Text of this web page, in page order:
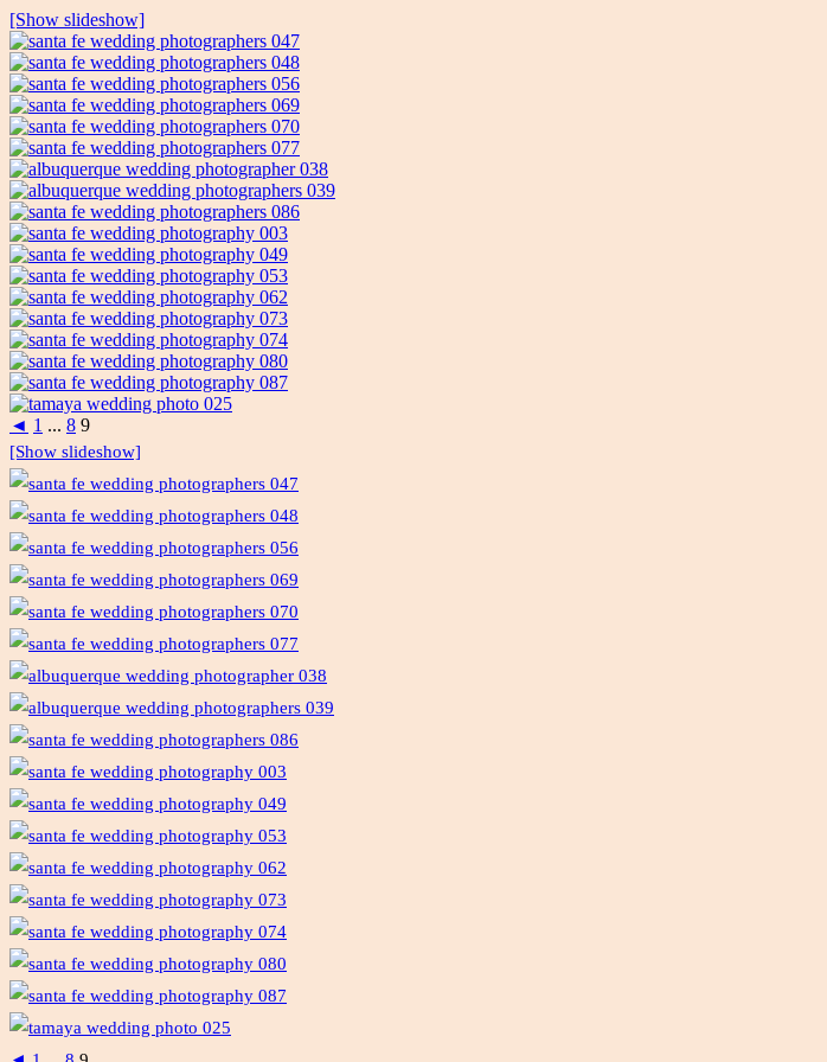
[Show slideshow]
◄ 1 ... 8 9
[Show slideshow]